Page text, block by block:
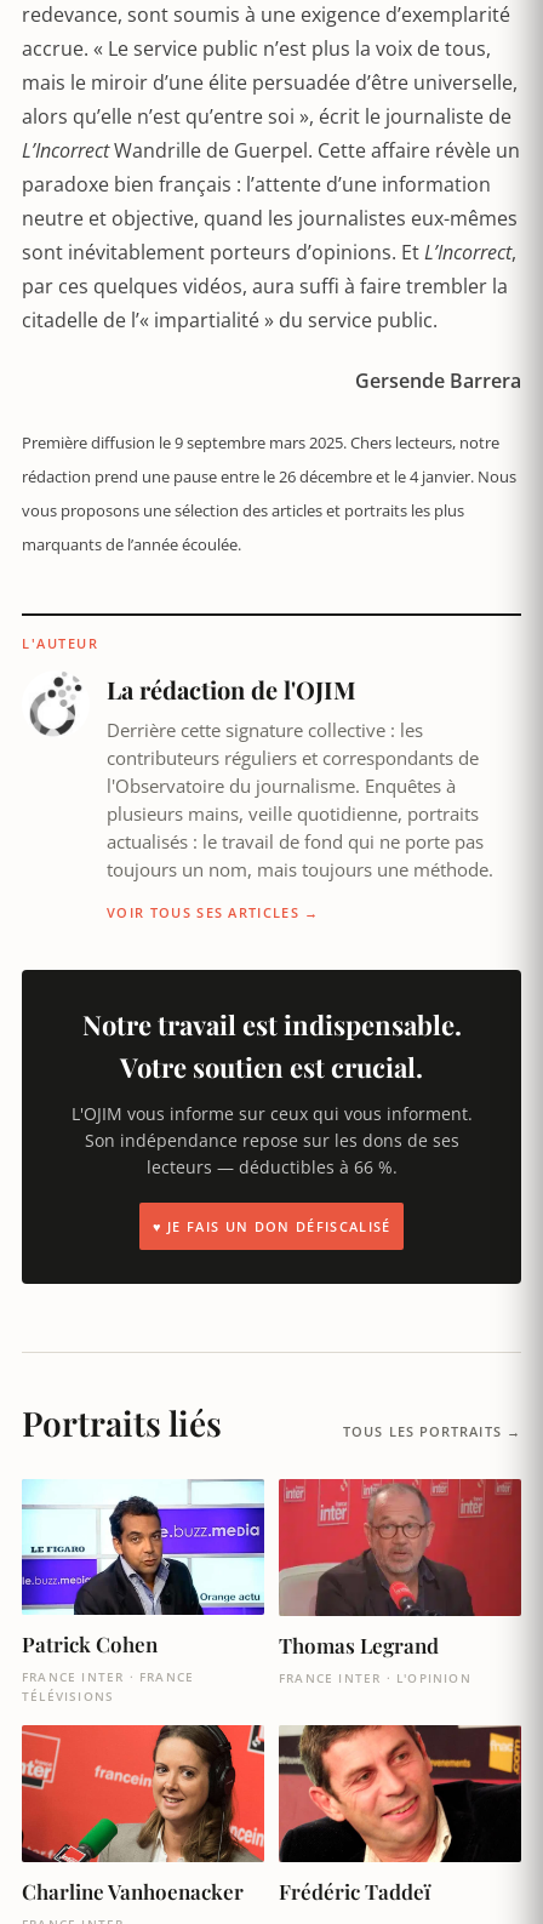
redevance, sont soumis à une exigence d’exemplarité
accrue. « Le service public n’est plus la voix de tous,
mais le miroir d’une élite persuadée d’être universelle,
alors qu’elle n’est qu’entre soi », écrit le journaliste de
L’IncorrectWandrille de Guerpel. Cette affaire révèle un
paradoxe bien français : l’attente d’une information
neutre et objective, quand les journalistes eux-mêmes
sont inévitablement porteurs d’opinions. EtL’Incorrect,
par ces quelques vidéos, aura suffi à faire trembler la
citadelle de l’« impartialité » du service public.
Gersende Barrera
Première diffusion le 9 septembre mars 2025. Chers lecteurs, notre
rédaction prend une pause entre le 26 décembre et le 4 janvier. Nous
vous proposons une sélection des articles et portraits les plus
marquants de l’année écoulée.
L'AUTEUR
La rédaction de l'OJIM
Derrière cette signature collective : les
contributeurs réguliers et correspondants de
l'Observatoire du journalisme. Enquêtes à
plusieurs mains, veille quotidienne, portraits
actualisés : le travail de fond qui ne porte pas
toujours un nom, mais toujours une méthode.
VOIR TOUS SES ARTICLES →
Notre travail est indispensable.
Votre soutien est crucial.
L'OJIM vous informe sur ceux qui vous informent.
Son indépendance repose sur les dons de ses
lecteurs — déductibles à 66 %.
♥ JE FAIS UN DON DÉFISCALISÉ
Portraits liés TOUS LES PORTRAITS →
Patrick Cohen
FRANCE INTER · FRANCE
TÉLÉVISIONS
Thomas Legrand
FRANCE INTER · L'OPINION
Charline Vanhoenacker Frédéric Taddeï